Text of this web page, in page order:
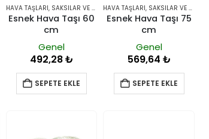
HAVA TAŞLARI, SAKSILAR VE YETIŞTIRME SISTEMLERI
Esnek Hava Taşı 60
cm
Genel
492,28₺
SEPETE EKLE
HAVA TAŞLARI, SAKSILAR VE YETIŞTIRME SISTEMLERI
Esnek Hava Taşı 75
cm
Genel
569,64 ₺
SEPETE EKLE